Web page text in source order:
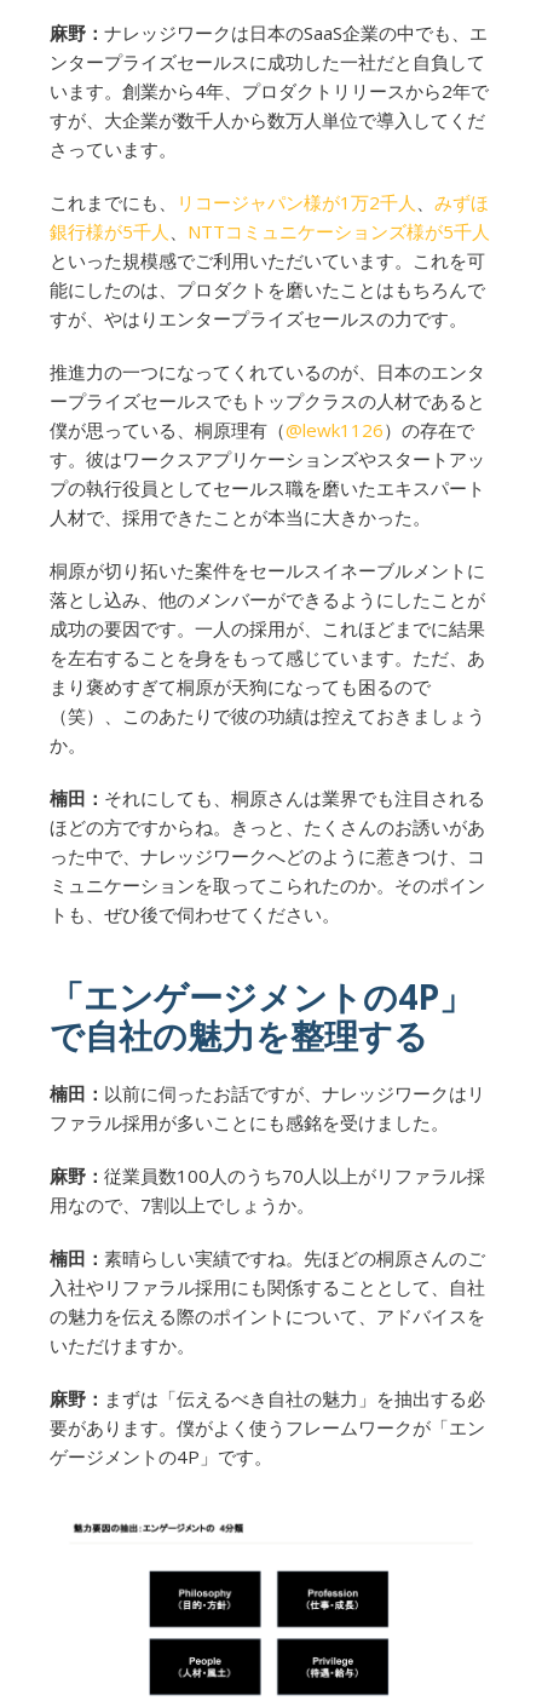
麻野： ナレッジワークは日本のSaaS企業の中でも、エ
ンタープライズセールスに成功した一社だと自負して
います。創業から4年、プロダクトリリースから2年で
すが、大企業が数千人から数万人単位で導入してくだ
さっています。
これまでにも、 リコージャパン様が1万2千人 、 みずほ
銀行様が5千人 、 NTTコミュニケーションズ様が5千人
といった規模感でご利用いただいています。これを可
能にしたのは、プロダクトを磨いたことはもちろんで
すが、やはりエンタープライズセールスの力です。
推進力の一つになってくれているのが、日本のエンタ
ープライズセールスでもトップクラスの人材であると
僕が思っている、桐原理有（@lewk1126）の存在で
す。彼はワークスアプリケーションズやスタートアッ
プの執行役員としてセールス職を磨いたエキスパート
人材で、採用できたことが本当に大きかった。
桐原が切り拓いた案件をセールスイネーブルメントに
落とし込み、他のメンバーができるようにしたことが
成功の要因です。一人の採用が、これほどまでに結果
を左右することを身をもって感じています。ただ、あ
まり褒めすぎて桐原が天狗になっても困るので
（笑）、このあたりで彼の功績は控えておきましょう
か。
楠田： それにしても、桐原さんは業界でも注目される
ほどの方ですからね。きっと、たくさんのお誘いがあ
った中で、ナレッジワークへどのように惹きつけ、コ
ミュニケーションを取ってこられたのか。そのポイン
トも、ぜひ後で伺わせてください。
「エンゲージメントの4P」
で自社の魅力を整理する
楠田： 以前に伺ったお話ですが、ナレッジワークはリ
ファラル採用が多いことにも感銘を受けました。
麻野： 従業員数100人のうち70人以上がリファラル採
用なので、7割以上でしょうか。
楠田： 素晴らしい実績ですね。先ほどの桐原さんのご
入社やリファラル採用にも関係することとして、自社
の魅力を伝える際のポイントについて、アドバイスを
いただけますか。
麻野： まずは「伝えるべき自社の魅力」を抽出する必
要があります。僕がよく使うフレームワークが「エン
ゲージメントの4P」です。